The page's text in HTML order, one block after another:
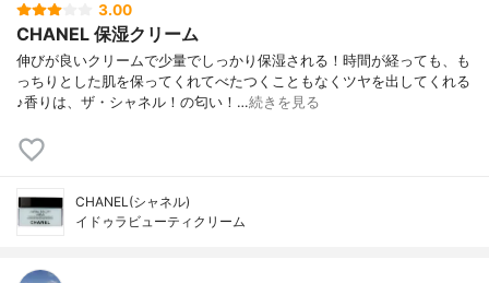
3.00
CHANEL 保湿クリーム
伸びが良いクリームで少量でしっかり保湿される！時間が経っても、も
っちりとした肌を保ってくれてべたつくこともなくツヤを出してくれる
♪香りは、ザ・シャネル！の匂い！…続きを見る
CHANEL(シャネル)
イドゥラビューティクリーム